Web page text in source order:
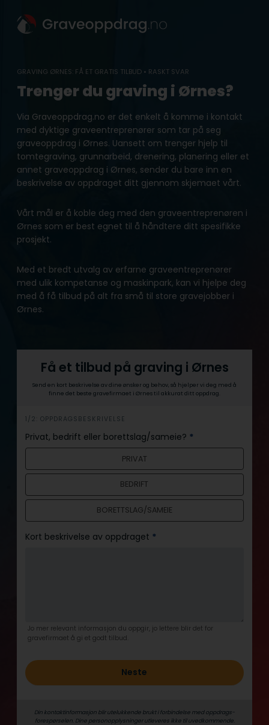
content
GRAVING ØRNES: FÅ ET GRATIS TILBUD • RASKT SVAR
Trenger du graving i Ørnes?
Via Graveoppdrag.no er det enkelt å komme i kontakt
med dyktige graveentreprenører som tar på seg
graveoppdrag i Ørnes. Uansett om trenger hjelp til
tomtegraving, grunnarbeid, drenering, planering eller et
annet graveoppdrag i Ørnes, sender du bare inn en
beskrivelse av oppdraget ditt gjennom skjemaet vårt.
Vårt mål er å koble deg med den graveentreprenøren i
Ørnes som er best egnet til å håndtere ditt spesifikke
prosjekt.
Med et bredt utvalg av erfarne graveentreprenører
med ulik kompetanse og maskinpark, kan vi hjelpe deg
med å få tilbud på alt fra små til store gravejobber i
Ørnes.
Få et tilbud på graving i Ørnes
Send en kort beskrivelse av dine ønsker og behov, så hjelper vi deg med å
finne det beste gravefirmaet i Ørnes til akkurat ditt oppdrag.
h
e
r
1/2: OPPDRAGSBESKRIVELSE
Privat, bedrift eller borettslag/sameie? *
PRIVAT
BEDRIFT
BORETTSLAG/SAMEIE
Kort beskrivelse av oppdraget *
Jo mer relevant informasjon du oppgir, jo lettere blir det for
gravefirmaet å gi et godt tilbud.
Neste
Din kontaktinformasjon blir utelukkende brukt i forbindelse med oppdrags­
forespørselen. Dine person­­opplysninger utleveres ikke til uvedkommende.